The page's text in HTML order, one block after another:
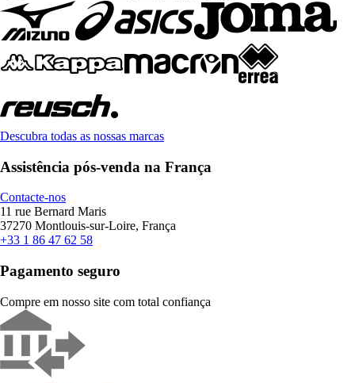
Descubra todas as nossas marcas
Assistência pós-venda na França
Contacte-nos
11 rue Bernard Maris
37270 Montlouis-sur-Loire, França
+33 1 86 47 62 58
Pagamento seguro
Compre em nosso site com total confiança